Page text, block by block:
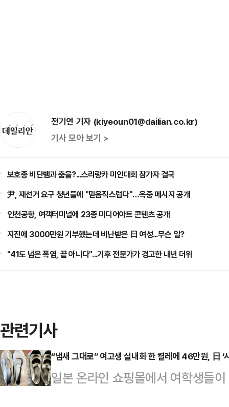
전기연 기자 (kiyeoun01@dailian.co.kr)
기사 모아 보기 >
보호종 비단뱀과 춤을?...스리랑카 미인대회 참가자 결국
尹, 재선거 요구 청년들에 "믿음직스럽다"…옥중 메시지 공개
인천공항, 여객터미널에 23종 미디어아트 콘텐츠 공개
지진에 3000만원 기부했는데 비난받은 日 여성...무슨 일?
"41도 넘은 폭염, 끝 아니다"...기후 전문가가 경고한 내년 더위
관련기사
“냄새 그대로” 여고생 실내화 한 켤레에 46만원, 日 ‘
일본 온라인 쇼핑몰에서 여학생들
실이 드러나 논란이 일고 있다.6일(